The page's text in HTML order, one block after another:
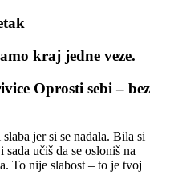
kraj jedne veze.
Oprosti sebi – bez
jer si se nadala. Bila si
učiš da se osloniš na
To nije slabost – to je tvoj